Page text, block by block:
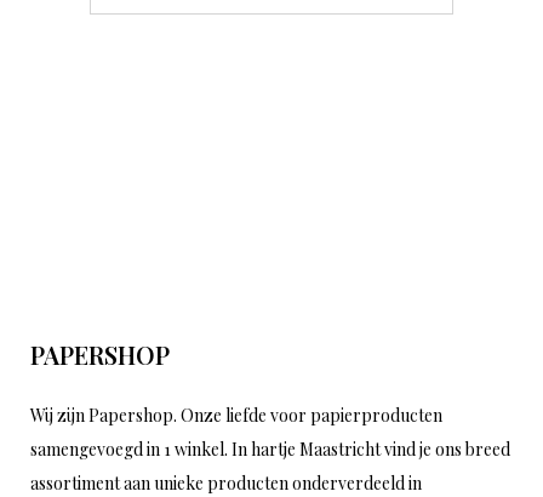
PAPERSHOP
Wij zijn Papershop. Onze liefde voor papierproducten
samengevoegd in 1 winkel. In hartje Maastricht vind je ons breed
assortiment aan unieke producten onderverdeeld in